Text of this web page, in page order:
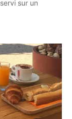
sur un